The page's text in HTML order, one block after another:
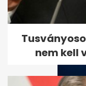
A
nem kell